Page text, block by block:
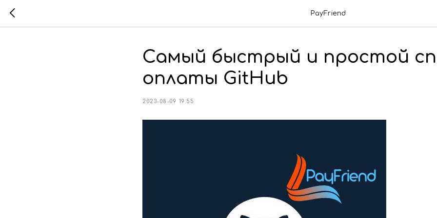
PayFriend
Самый быстрый и простой
оплаты GitHub
2023-08-09 19:55